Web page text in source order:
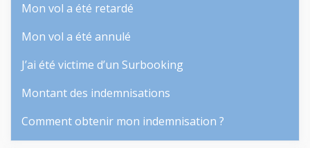
Mon vol a été retardé
Mon vol a été annulé
J’ai été victime d’un Surbooking
Montant des indemnisations
Comment obtenir mon indemnisation ?